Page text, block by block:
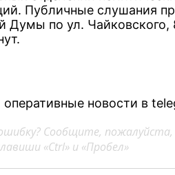
Публичные слушания
Думы по ул.
новости в
Сообщите,
«Ctrl» и «Пробел»